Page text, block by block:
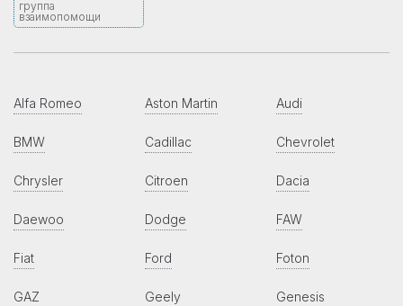
группа
взаимопомощи
Alfa Romeo Aston Martin Audi
BMW Cadillac Chevrolet
Chrysler Citroen Dacia
Daewoo Dodge FAW
Fiat Ford Foton
GAZ Geely Genesis